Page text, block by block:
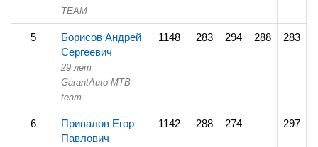
TEAM
5
Борисов Андрей
Сергеевич
29 лет
GarantAuto MTB
team
1148 283 294 288 283
6
Привалов Егор
Павлович
1142 288 274 297